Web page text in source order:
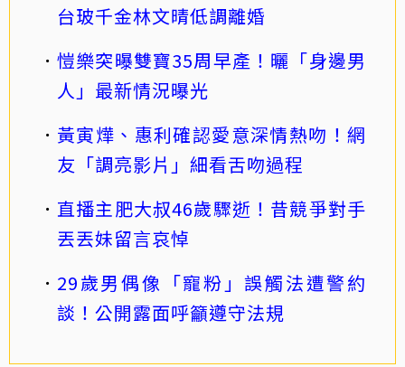
台玻千金林文晴低調離婚
愷樂突曝雙寶35周早產！曬「身邊男
人」最新情況曝光
黃寅燁、惠利確認愛意深情熱吻！網
友「調亮影片」細看舌吻過程
直播主肥大叔46歲驟逝！昔競爭對手
丟丟妹留言哀悼
29歲男偶像「寵粉」誤觸法遭警約
談！公開露面呼籲遵守法規